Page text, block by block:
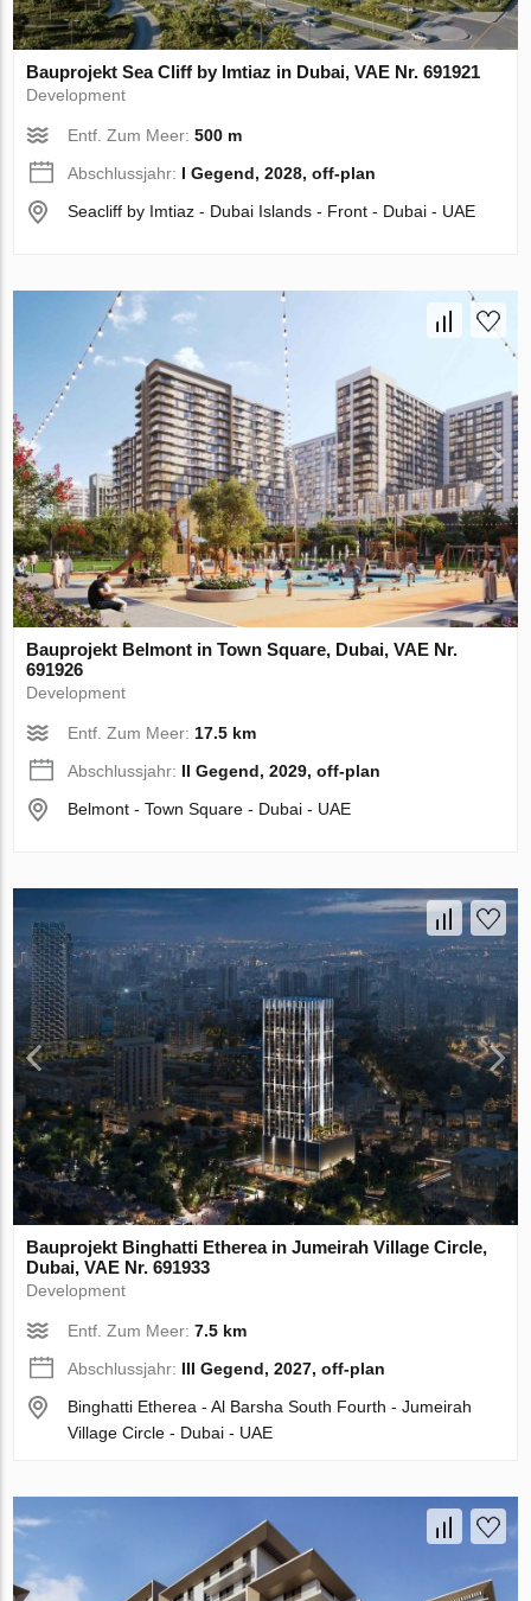
Bauprojekt Sea Cliff by Imtiaz in Dubai, VAE Nr. 691921
Development
Entf. Zum Meer:500 m
Abschlussjahr: I Gegend, 2028, off-plan
Seacliff by Imtiaz - Dubai Islands - Front - Dubai - UAE
Bauprojekt Belmont in Town Square, Dubai, VAE Nr.
691926
Development
Entf. Zum Meer: 17.5 km
Abschlussjahr: II Gegend, 2029, off-plan
Belmont - Town Square - Dubai - UAE
Bauprojekt Binghatti Etherea in Jumeirah Village Circle,
Dubai, VAE Nr. 691933
Development
Entf. Zum Meer:7.5 km
Abschlussjahr: III Gegend, 2027, off-plan
Binghatti Etherea - Al Barsha South Fourth - Jumeirah
Village Circle - Dubai - UAE